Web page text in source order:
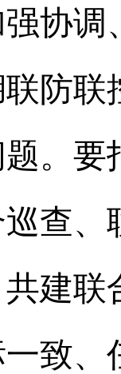
协
防
。
查
建
致